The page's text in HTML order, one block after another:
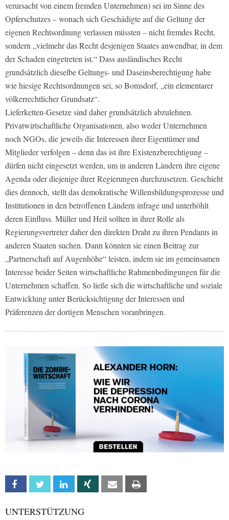
verursacht von einem fremden Unternehmen) sei im Sinne des
Opferschutzes – wonach sich Geschädigte auf die Geltung der
eigenen Rechtsordnung verlassen müssten – nicht fremdes Recht,
sondern „vielmehr das Recht desjenigen Staates anwendbar, in dem
der Schaden eingetreten ist.“ Dass ausländisches Recht
grundsätzlich dieselbe Geltungs- und Daseinsberechtigung habe
wie hiesige Rechtsordnungen sei, so Bomsdorf, „ein elementarer
völkerrechtlicher Grundsatz“.
Lieferketten-Gesetze sind daher grundsätzlich abzulehnen.
Privatwirtschaftliche Organisationen, also weder Unternehmen
noch NGOs, die jeweils die Interessen ihrer Eigentümer und
Mitglieder verfolgen – denn das ist ihre Existenzberechtigung –
dürfen nicht eingesetzt werden, um in anderen Ländern ihre eigene
Agenda oder diejenige ihrer Regierungen durchzusetzen. Geschieht
dies dennoch, stellt das demokratische Willensbildungsprozesse und
Institutionen in den betroffenen Ländern infrage und unterhöhlt
deren Einfluss. Müller und Heil sollten in ihrer Rolle als
Regierungsvertreter daher den direkten Draht zu ihren Pendants in
anderen Staaten suchen. Dann könnten sie einen Beitrag zur
„Partnerschaft auf Augenhöhe“ leisten, indem sie im gemeinsamen
Interesse beider Seiten wirtschaftliche Rahmenbedingungen für die
Unternehmen schaffen. So ließe sich die wirtschaftliche und soziale
Entwicklung unter Berücksichtigung der Interessen und
Präferenzen der dortigen Menschen voranbringen.
Facebook Twitter Linkedin Xing Email
UNTERSTÜTZUNG